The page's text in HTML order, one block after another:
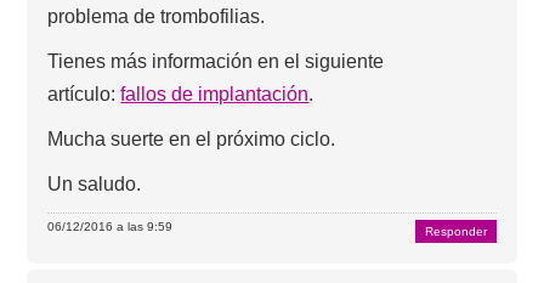
problema de trombofilias.
Tienes más información en el siguiente
artículo:fallos de implantación.
Mucha suerte en el próximo ciclo.
Un saludo.
06/12/2016 a las 9:59 Responder